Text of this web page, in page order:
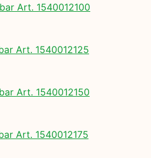
Art. 1540012100
Art. 1540012125
Art. 1540012150
Art. 1540012175